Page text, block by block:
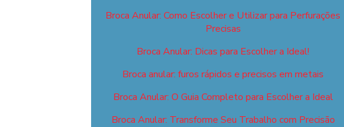
Broca Anular: Como Escolher e Utilizar para Perfurações
Precisas
Broca Anular: Dicas para Escolher a Ideal!
Broca anular: furos rápidos e precisos em metais
Broca Anular: O Guia Completo para Escolher a Ideal
Broca Anular: Transforme Seu Trabalho com Precisão